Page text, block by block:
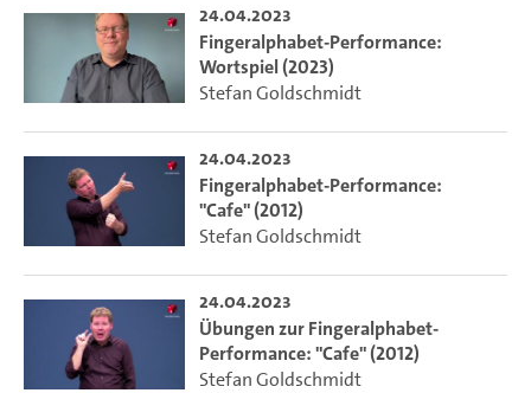
24.04.2023
Fingeralphabet-Performance:
Wortspiel (2023)
Stefan Goldschmidt
24.04.2023
Fingeralphabet-Performance:
"Cafe" (2012)
Stefan Goldschmidt
24.04.2023
Übungen zur Fingeralphabet-
Performance: "Cafe" (2012)
Stefan Goldschmidt